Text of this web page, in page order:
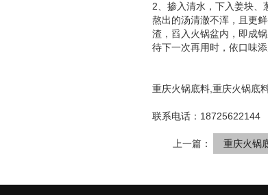
2、掺入清水，下入姜块、
熬出的汤清澈不浑，且更
渣，舀入火锅盆内，即成
待下一次再用时，依口味添
重庆火锅底料,重庆火锅底
联系电话：18725622144
上一篇： 重庆火锅